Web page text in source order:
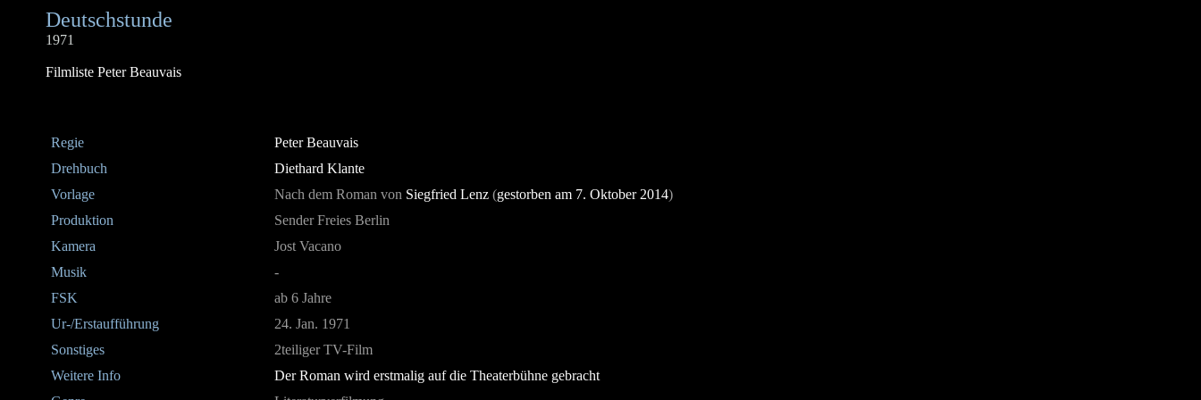
Deutschstunde
1971
Filmliste Peter Beauvais
Regie
Peter Beauvais
Drehbuch
Diethard Klante
Vorlage
Nach dem Roman von Siegfried Lenz (gestorben am 7. Oktober 2014)
Produktion
Sender Freies Berlin
Kamera
Jost Vacano
Musik
-
FSK
ab 6 Jahre
Ur-/Erstaufführung
24. Jan. 1971
Sonstiges
2teiliger TV-Film
Weitere Info
Der Roman wird erstmalig auf die Theaterbühne gebracht